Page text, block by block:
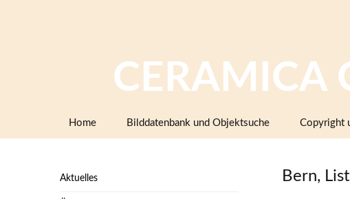
CERAMICA
Home Bilddatenbank und Objektsuche Copyright
Bern,
Aktuelles